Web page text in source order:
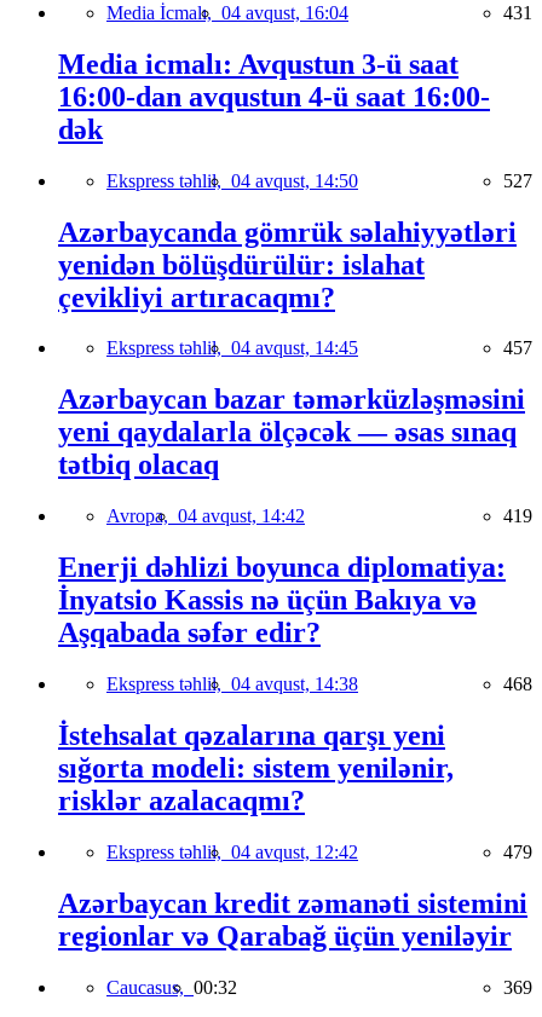
Media İcmalı, 04 avqust, 16:04 431
Media icmalı: Avqustun 3-ü saat
16:00-dan avqustun 4-ü saat 16:00-
dək
Ekspress təhlil, 04 avqust, 14:50 527
Azərbaycanda gömrük səlahiyyətləri
yenidən bölüşdürülür: islahat
çevikliyi artıracaqmı?
Ekspress təhlil, 04 avqust, 14:45 457
Azərbaycan bazar təmərküzləşməsini
yeni qaydalarla ölçəcək — əsas sınaq
tətbiq olacaq
Avropa, 04 avqust, 14:42 419
Enerji dəhlizi boyunca diplomatiya:
İnyatsio Kassis nə üçün Bakıya və
Aşqabada səfər edir?
Ekspress təhlil, 04 avqust, 14:38 468
İstehsalat qəzalarına qarşı yeni
sığorta modeli: sistem yenilənir,
risklər azalacaqmı?
Ekspress təhlil, 04 avqust, 12:42 479
Azərbaycan kredit zəmanəti sistemini
regionlar və Qarabağ üçün yeniləyir
Caucasus, 00:32 369